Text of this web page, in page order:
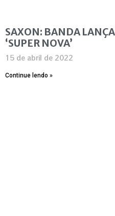
SAXON: BANDA
‘SUPER NOVA’
15 de abril de 2022
Continue lendo »